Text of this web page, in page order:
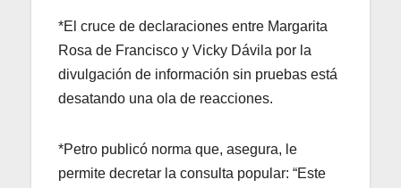
*El cruce de declaraciones entre Margarita
Rosa de Francisco y Vicky Dávila por la
divulgación de información sin pruebas está
desatando una ola de reacciones.
*Petro publicó norma que, asegura, le
permite decretar la consulta popular: “Este